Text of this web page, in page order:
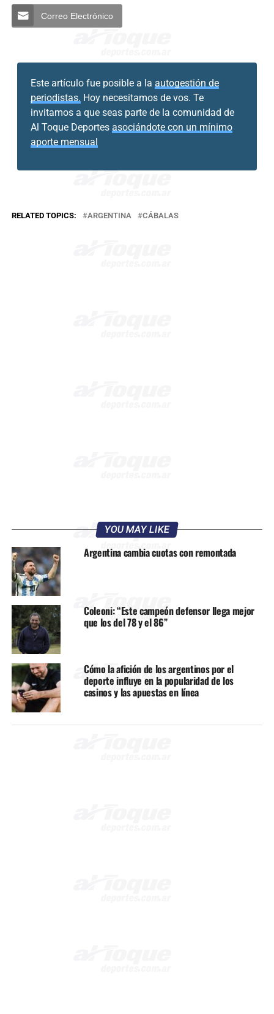
Correo Electrónico
Este artículo fue posible a la autogestión de
periodistas. Hoy necesitamos de vos. Te
invitamos a que seas parte de la comunidad de
Al Toque Deportes asociándote con un mínimo
aporte mensual
RELATED TOPICS: ARGENTINA CÁBALAS
YOU MAY LIKE
Argentina cambia cuotas con remontada
Coleoni: “Este campeón defensor llega mejor
que los del 78 y el 86”
Cómo la afición de los argentinos por el
deporte influye en la popularidad de los
casinos y las apuestas en línea